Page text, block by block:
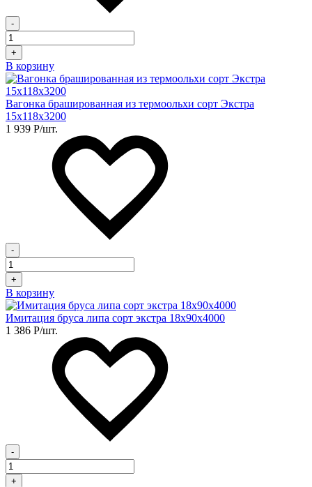
-
+
В корзину
Вагонка брашированная из термоольхи сорт Экстра
15х118х3200
1 939 Р/шт.
-
+
В корзину
Имитация бруса липа сорт экстра 18х90х4000
1 386 Р/шт.
-
+